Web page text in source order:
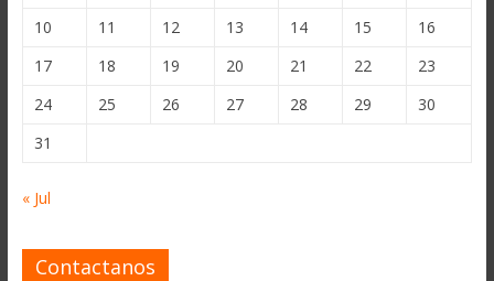
10
11 12 13 14 15
16
17
18 19 20 21 22
23
24
25 26 27 28 29
30
31
« Jul
Contactanos